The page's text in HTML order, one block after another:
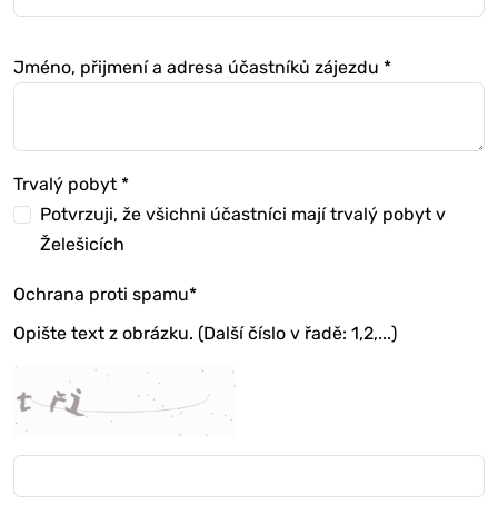
Jméno, přijmení a adresa účastníků zájezdu *
Trvalý pobyt *
Potvrzuji, že všichni účastníci mají trvalý pobyt v
Želešicích
Ochrana proti spamu*
Opište text z obrázku. (Další číslo v řadě: 1,2,...)